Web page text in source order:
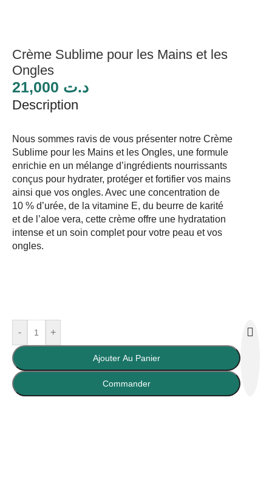
Crème Sublime pour les Mains et les
Ongles
د.ت
Description
Nous sommes ravis de vous présenter notre Crème
Sublime pour les Mains et les Ongles, une formule
enrichie en un mélange d’ingrédients nourrissants
conçus pour hydrater, protéger et fortifier vos mains
ainsi que vos ongles. Avec une concentration de
10 % d’urée, de la vitamine E, du beurre de karité
et de l’aloe vera, cette crème offre une hydratation
intense et un soin complet pour votre peau et vos
ongles.
- +
Ajouter Au Panier
Buy Now